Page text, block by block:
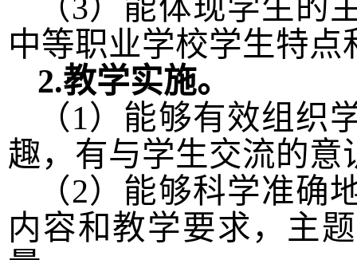
（3）能体现学生的
中等职业学校学生特
2.教学实施。
（1）能够有效组织
趣，有与学生交流的意
（2）能够科学准确
内容和教学要求，主